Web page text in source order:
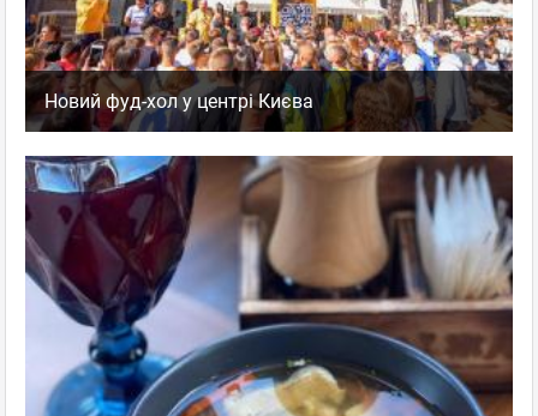
Новий фуд-хол у центрі Києва